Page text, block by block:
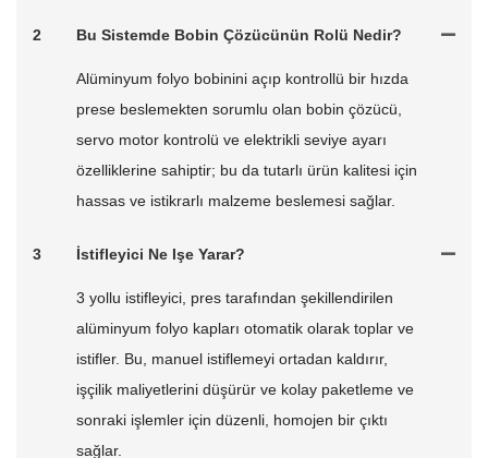
2 Bu Sistemde Bobin Çözücünün Rolü Nedir?
Alüminyum folyo bobinini açıp kontrollü bir hızda
prese beslemekten sorumlu olan bobin çözücü,
servo motor kontrolü ve elektrikli seviye ayarı
özelliklerine sahiptir; bu da tutarlı ürün kalitesi için
hassas ve istikrarlı malzeme beslemesi sağlar.
3 İstifleyici Ne Işe Yarar?
3 yollu istifleyici, pres tarafından şekillendirilen
alüminyum folyo kapları otomatik olarak toplar ve
istifler. Bu, manuel istiflemeyi ortadan kaldırır,
işçilik maliyetlerini düşürür ve kolay paketleme ve
sonraki işlemler için düzenli, homojen bir çıktı
sağlar.